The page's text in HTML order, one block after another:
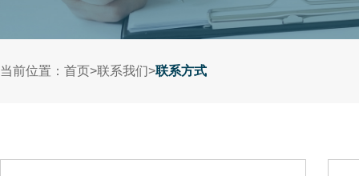
当前位置： 首页>联系我们>联系方式